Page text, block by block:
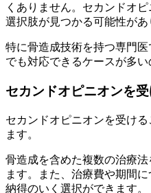
くありません。セカンドオ
選択肢が見つかる可能性があ
特に骨造成技術を持つ専門
でも対応できるケースが多い
セカンドオピニオンを
セカンドオピニオンを受け
ます。
骨造成を含めた複数の治療
ます。また、治療費や期間
納得のいく選択ができます。